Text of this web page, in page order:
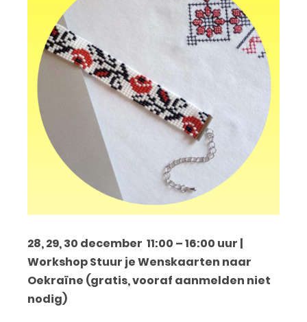
28, 29, 30 december 11:00 – 16:00 uur |
Workshop Stuur je Wenskaarten naar
Oekraïne (gratis, vooraf aanmelden niet
nodig)